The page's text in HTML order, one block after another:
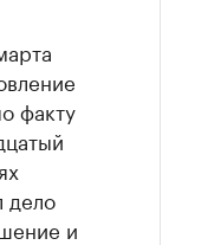
факту
дело
и